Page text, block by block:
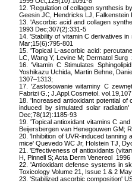
12. 'Regulation of collagen synthesis
Geesin JC, Hendricks LJ, Falkenstein
13. 'Ascorbic acid and collagen
1993 Dec;307(2):331-5
14. 'Stability of vitamin C derivatives
Mar;15(6):795-801
15. 'Topical L-ascorbic acid:
LC, Wang Y, Levine M; Dermatol
16. 'Vitamin C Stimulates
Yoshikazu Uchida , Martin Behne,
1307–1313;
17. 'Zastosowanie witaminy C
Fabrizi G.; J.Appl.Cosmetol.
18. 'Increased antioxidant potential
induced by simulated solar
Dec;78(12):1185-93
19. 'Topical antioxidant vitamins C
Beijersbergen van Henegouwen GM;
20. 'Inhibition of UVR-induced tanning
mice' Quevedo WC Jr, Holstein TJ,
21. 'Effectiveness of antioxidants
H, Pinnell S; Acta Derm Venereol
22. 'Antioxidant defense systems in
Toxicology Volume 21, Issue 1 & 2
23. 'Stabilized ascorbic composition'